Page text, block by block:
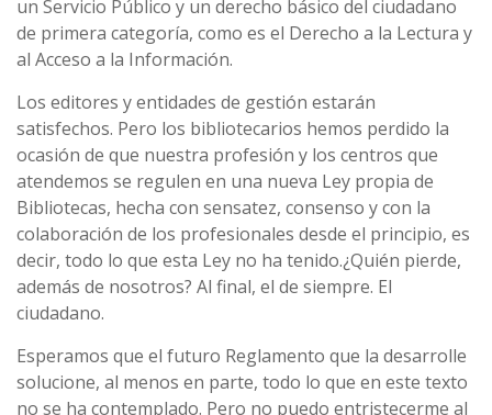
un Servicio Público y un derecho básico del ciudadano
de primera categorí­a, como es el Derecho a la Lectura y
al Acceso a la Información.
Los editores y entidades de gestión estarán
satisfechos. Pero los bibliotecarios hemos perdido la
ocasión de que nuestra profesión y los centros que
atendemos se regulen en una nueva Ley propia de
Bibliotecas, hecha con sensatez, consenso y con la
colaboración de los profesionales desde el principio, es
decir, todo lo que esta Ley no ha tenido.¿Quién pierde,
además de nosotros? Al final, el de siempre. El
ciudadano.
Esperamos que el futuro Reglamento que la desarrolle
solucione, al menos en parte, todo lo que en este texto
no se ha contemplado. Pero no puedo entristecerme al